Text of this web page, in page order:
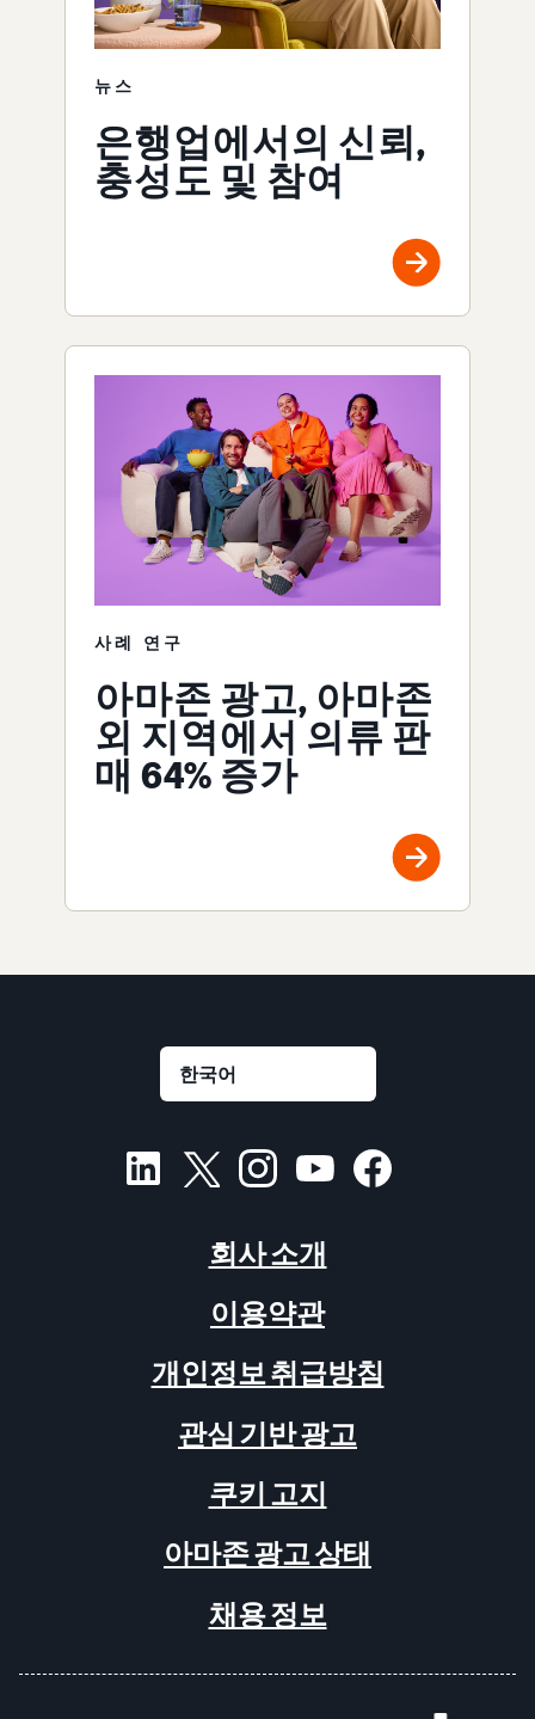
뉴스
은행업에서의 신뢰,
충성도 및 참여
사례 연구
아마존 광고, 아마존
외 지역에서 의류 판
매 64% 증가
회사 소개
이용약관
개인정보 취급방침
관심 기반 광고
쿠키 고지
아마존 광고 상태
채용 정보